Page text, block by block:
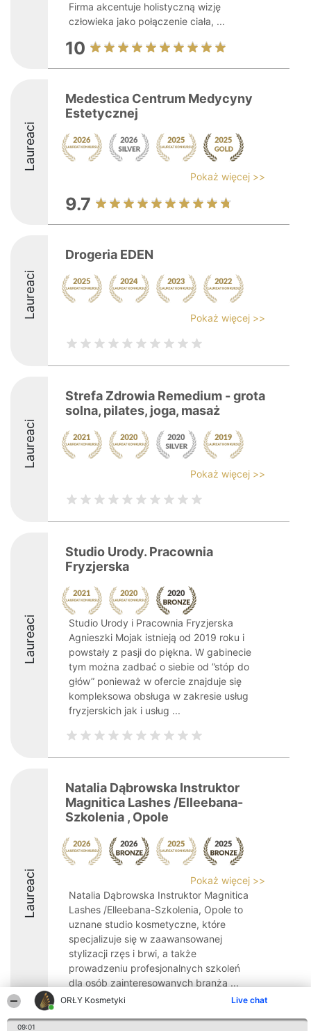
ORŁY Kosmetyki Live chat
09:01
Firma akcentuje holistyczną wizję
człowieka jako połączenie ciała, ...
10
Laureaci
Medestica Centrum Medycyny
Estetycznej
Pokaż więcej >>
9.7
Laureaci
Drogeria EDEN
Pokaż więcej >>
Laureaci
Strefa Zdrowia Remedium - grota
solna, pilates, joga, masaż
Pokaż więcej >>
Laureaci
Studio Urody. Pracownia
Fryzjerska
Studio Urody i Pracownia Fryzjerska
Agnieszki Mojak istnieją od 2019 roku i
powstały z pasji do piękna. W gabinecie
tym można zadbać o siebie od ”stóp do
głów” ponieważ w ofercie znajduje się
kompleksowa obsługa w zakresie usług
fryzjerskich jak i usług ...
Laureaci
Natalia Dąbrowska Instruktor
Magnitica Lashes /Elleebana-
Szkolenia , Opole
Pokaż więcej >>
Natalia Dąbrowska Instruktor Magnitica
Lashes /Elleebana-Szkolenia, Opole to
uznane studio kosmetyczne, które
specjalizuje się w zaawansowanej
stylizacji rzęs i brwi, a także
prowadzeniu profesjonalnych szkoleń
dla osób zainteresowanych branżą ...
9.5